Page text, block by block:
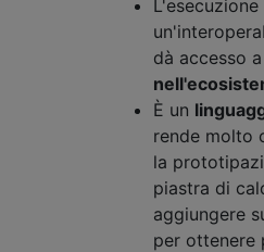
dà accesso
È un
rende molto
la
piastra di
aggiungere
per ottenere